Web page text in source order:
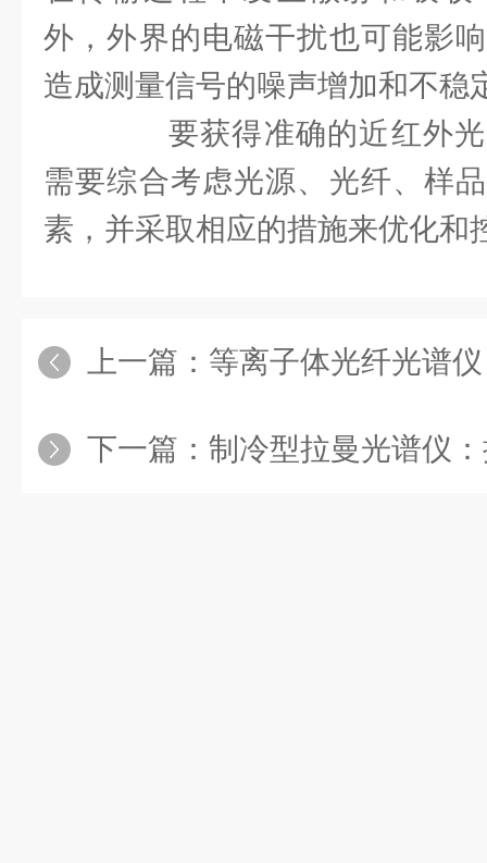
外，外界的电磁干扰也可能影
造成测量信号的噪声增加和不稳
要获得准确的近红外光
需要综合考虑光源、光纤、样
素，并采取相应的措施来优化和
上一篇： 等离子体光纤光谱
下一篇： 制冷型拉曼光谱仪：探索